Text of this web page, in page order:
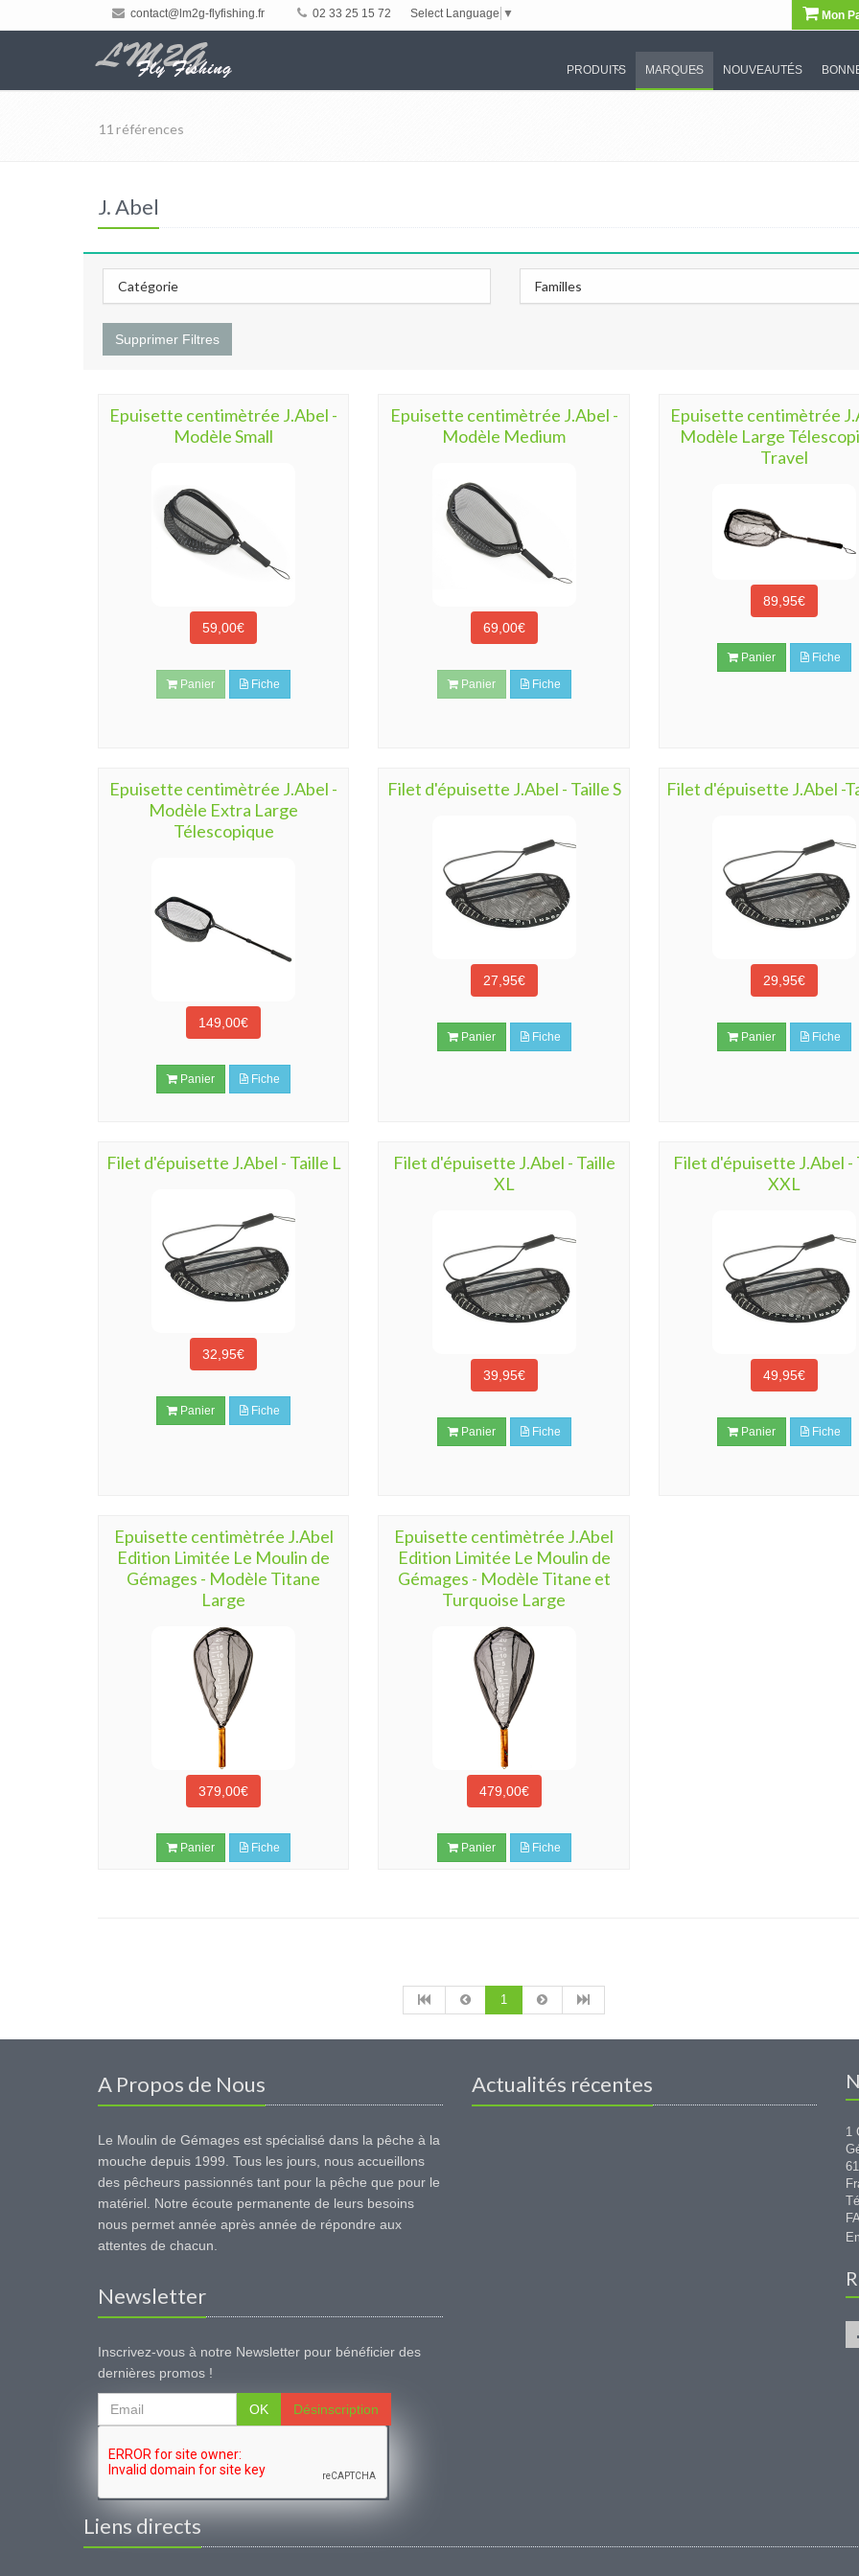
contact@lm2g-flyfishing.fr 02 33 25 15 72 Select Language ▼ Mon
PRODUITS MARQUES NOUVEAUTÉS
11 références
J. Abel
Catégorie Familles
Supprimer Filtres
Epuisette centimètrée J.Abel -
Modèle Small
59,00€
Panier Fiche
Epuisette centimètrée J.Abel -
Modèle Medium
69,00€
Panier Fiche
Epuisette centimètrée
Modèle Large
Travel
89,95€
Panier Fiche
Epuisette centimètrée J.Abel -
Modèle Extra Large
Télescopique
149,00€
Panier Fiche
Filet d'épuisette J.Abel - Taille S
27,95€
Panier Fiche
Filet d'épuisette J.Abel -
29,95€
Panier Fiche
Filet d'épuisette J.Abel - Taille L
32,95€
Panier Fiche
Filet d'épuisette J.Abel - Taille
XL
39,95€
Panier Fiche
Filet d'épuisette J.Abel -
XXL
49,95€
Panier Fiche
Epuisette centimètrée J.Abel
Edition Limitée Le Moulin de
Gémages - Modèle Titane
Large
379,00€
Panier Fiche
Epuisette centimètrée J.Abel
Edition Limitée Le Moulin de
Gémages - Modèle Titane et
Turquoise Large
479,00€
Panier Fiche
1
A Propos de Nous
Le Moulin de Gémages est spécialisé dans la pêche à la
mouche depuis 1999. Tous les jours, nous accueillons
des pêcheurs passionnés tant pour la pêche que pour le
matériel. Notre écoute permanente de leurs besoins
nous permet année après année de répondre aux
attentes de chacun.
Newsletter
Inscrivez-vous à notre Newsletter pour bénéficier des
dernières promos !
OK Désinscription
Actualités récentes
1
Liens directs